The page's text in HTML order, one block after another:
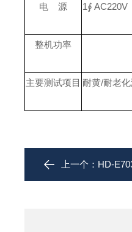
电 源 1∮ AC220V
整机功率
主要测试项目 耐黄/耐老
上一个： HD-